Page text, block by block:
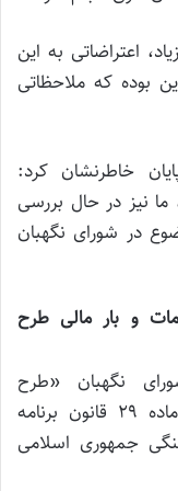
اعتراضاتی به این
بوده که ملاحظاتی
خاطرنشان کرد:
ما نیز در حال بررسی
در شورای نگهبان
و بار مالی طرح
نگهبان «طرح
ساماندهی کارکنان دستگاه‌های موضوع ماده ۲۹ قانون برنامه
جمهوری اسلامی